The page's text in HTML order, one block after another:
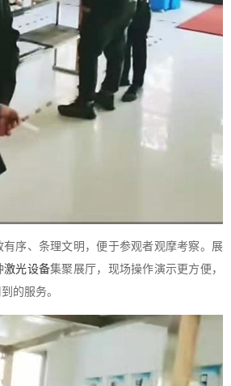
序、条理文明，便于参观者观摩考察。展
激光设备集聚展厅，现场操作演示更方便，
的服务。